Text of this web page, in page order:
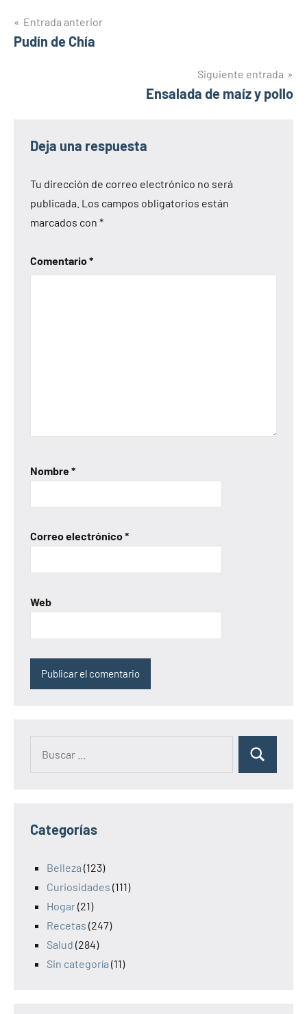
Navegación
de
Entrada anterior
Pudín de Chía
Siguiente entrada
Ensalada de maíz y pollo
Deja una respuesta
Tu dirección de correo electrónico no será
publicada. Los campos obligatorios están
marcados con *
Comentario*
Nombre*
Correo electrónico*
Web
Categorías
Belleza (123)
Curiosidades (111)
Hogar(21)
Recetas (247)
Salud (284)
Sin categoría (11)